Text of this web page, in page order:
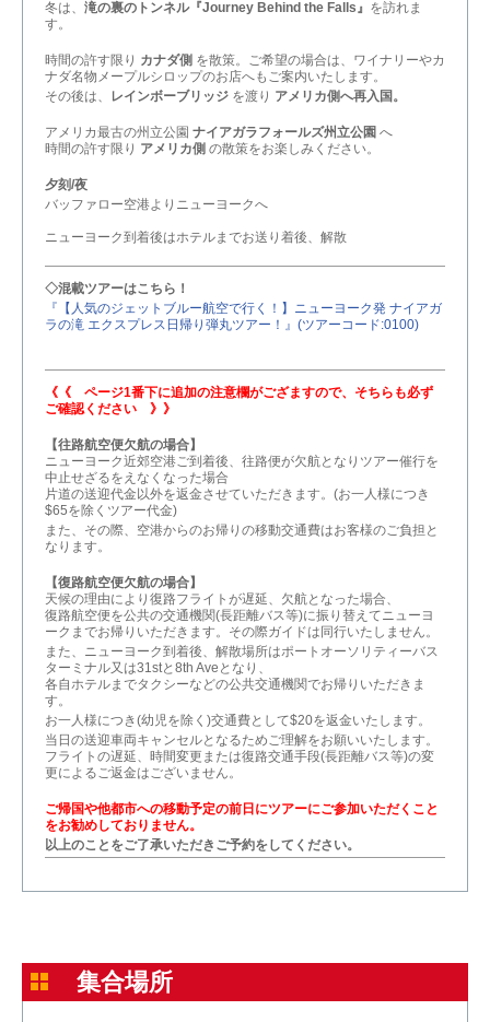
冬は、 滝の裏のトンネル『Journey Behind the Falls』 を訪れま
す。
時間の許す限り カナダ側 を散策。ご希望の場合は、ワイナリーやカ
ナダ名物メープルシロップのお店へもご案内いたします。
その後は、
レインボーブリッジ を渡り アメリカ側へ再入国。
アメリカ最古の州立公園 ナイアガラフォールズ州立公園 へ
時間の許す限り アメリカ側 の散策をお楽しみください。
夕刻/夜
バッファロー空港よりニューヨークへ
ニューヨーク到着後はホテルまでお送り着後、解散
◇混載ツアーはこちら！
『【人気のジェットブルー航空で行く！】ニューヨーク発 ナイアガ
ラの滝 エクスプレス日帰り弾丸ツアー！』(ツアーコード:0100)
《《 ページ1番下に追加の注意欄がござますので、そちらも必ず
ご確認ください 》》
【往路航空便欠航の場合】
ニューヨーク近郊空港ご到着後、往路便が欠航となりツアー催行を
中止せざるをえなくなった場合
片道の送迎代金以外を返金させていただきます。(お一人様につき
$65を除くツアー代金)
また、その際、空港からのお帰りの移動交通費はお客様のご負担と
なります。
【復路航空便欠航の場合】
天候の理由により復路フライトが遅延、欠航となった場合、
復路航空便を公共の交通機関(長距離バス等)に振り替えてニューヨ
ークまでお帰りいただきます。その際ガイドは同行いたしません。
また、ニューヨーク到着後、解散場所はポートオーソリティーバス
ターミナル又は31stと8th Aveとなり、
各自ホテルまでタクシーなどの公共交通機関でお帰りいただきま
す。
お一人様につき(幼児を除く)交通費として$20を返金いたします。
当日の送迎車両キャンセルとなるためご理解をお願いいたします。
フライトの遅延、時間変更または復路交通手段(長距離バス等)の変
更によるご返金はございません。
ご帰国や他都市への移動予定の前日にツアーにご参加いただくこと
をお勧めしておりません。
以上のことをご了承いただきご予約をしてください。
集合場所